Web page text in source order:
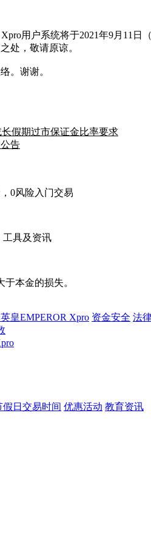
用户系统将于2021年9月11
处，敬请原谅。
。谢谢。
假期过市保证金比率要求
告
0风险入门交易
工具及资讯
本金的损失。
皇EMPEROR Xpro 资金安全 法
假日交易时间 优惠活动 教育资讯